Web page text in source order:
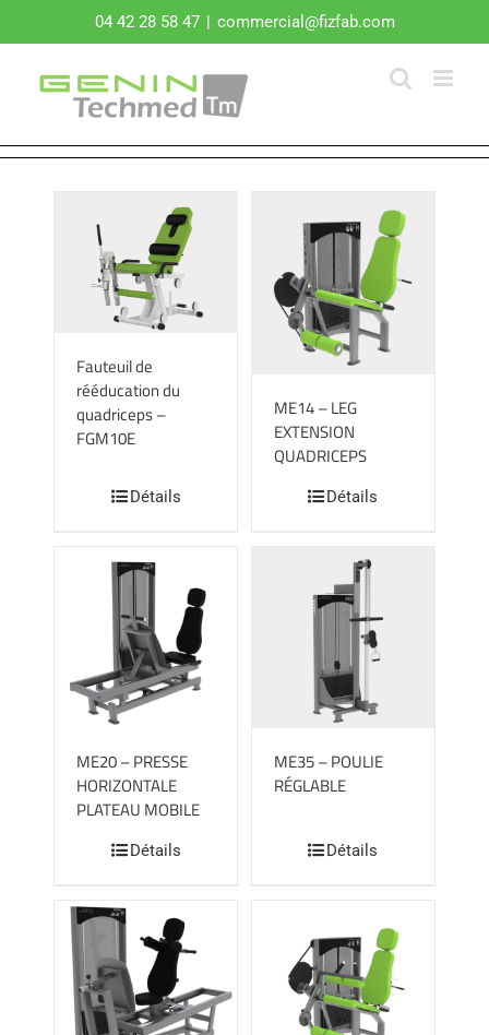
04 42 28 58 47 | commercial@fizfab.com
Fauteuil de
rééducation du
quadriceps –
FGM10E
Détails
ME14 – LEG
EXTENSION
QUADRICEPS
Détails
ME20 – PRESSE
HORIZONTALE
PLATEAU MOBILE
Détails
ME35 – POULIE
RÉGLABLE
Détails